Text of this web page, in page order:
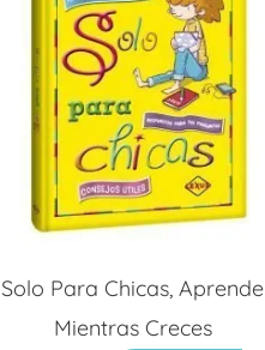
Solo Para Chicas, Aprende
Mientras Creces